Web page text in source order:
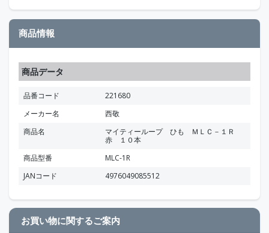
商品情報
商品データ
品番コード
221680
メーカー名
西敬
商品名
マイティーループ ひも ＭＬＣ－１Ｒ
赤 １０本
商品型番
MLC-1R
JANコード
4976049085512
お買い物に関するご案内